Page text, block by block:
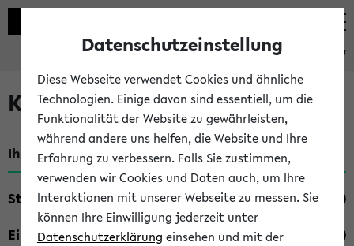
eKVV
Kombisuche im eKVV
Ihre Suchkriterien:
Studienfach
Einrichtung
Datenschutzeinstellung
Diese Webseite verwendet Cookies und ähnliche
Technologien. Einige davon sind essentiell, um die
Funktionalität der Website zu gewährleisten,
während andere uns helfen, die Website und Ihre
Erfahrung zu verbessern. Falls Sie zustimmen,
verwenden wir Cookies und Daten auch, um Ihre
Interaktionen mit unserer Webseite zu messen. Sie
können Ihre Einwilligung jederzeit unter
Datenschutzerklärung einsehen und mit der